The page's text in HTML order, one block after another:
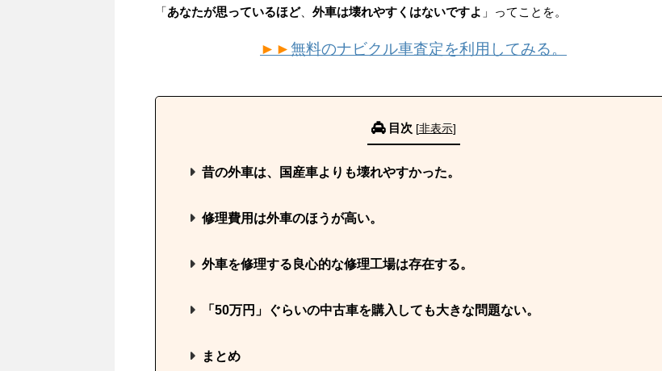
「あなたが思っているほど、 外車は壊れやすくはないですよ 」ってことを。
►►無料のナビクル車査定を利用してみる。
目次 [非表示]
昔の外車は、国産車よりも壊れやすかった。
修理費用は外車のほうが高い。
外車を修理する良心的な修理工場は存在する。
「50万円」ぐらいの中古車を購入しても大きな問題ない。
まとめ